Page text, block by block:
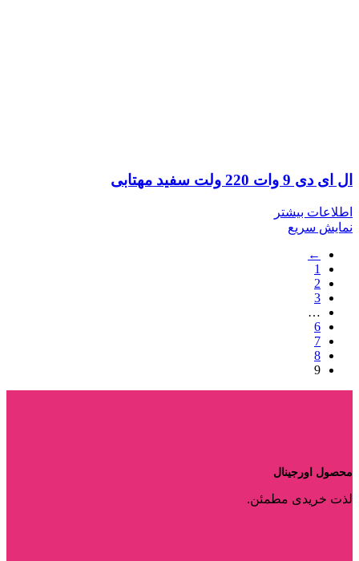
ال ای دی 9 وات 220 ولت سفید مهتابی
اطلاعات بیشتر
نمایش سریع
←
1
2
3
…
6
7
8
9
محصول اورجینال
لذت خریدی مطمئن.